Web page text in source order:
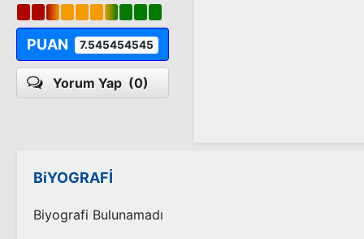
PUAN 7.545454545
Yorum Yap (0)
BiYOGRAFİ
Biyografi Bulunamadı